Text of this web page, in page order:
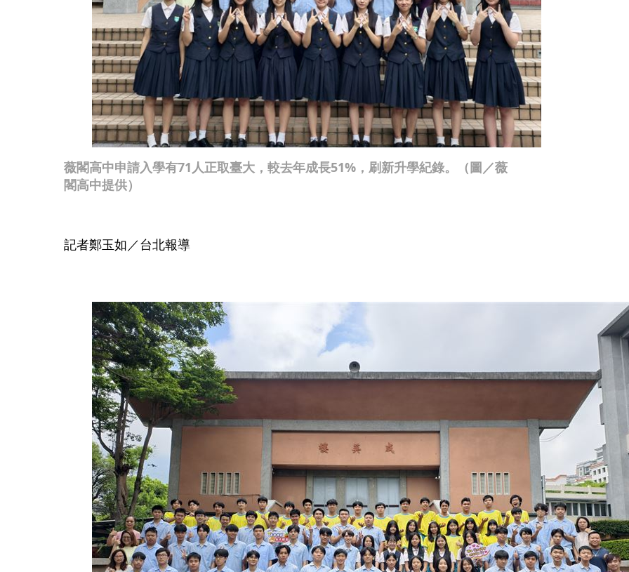
薇閣高中申請入學有71人正取臺大，較去年成長51%，刷新升學紀錄。（圖／薇
閣高中提供）
記者鄭玉如／台北報導